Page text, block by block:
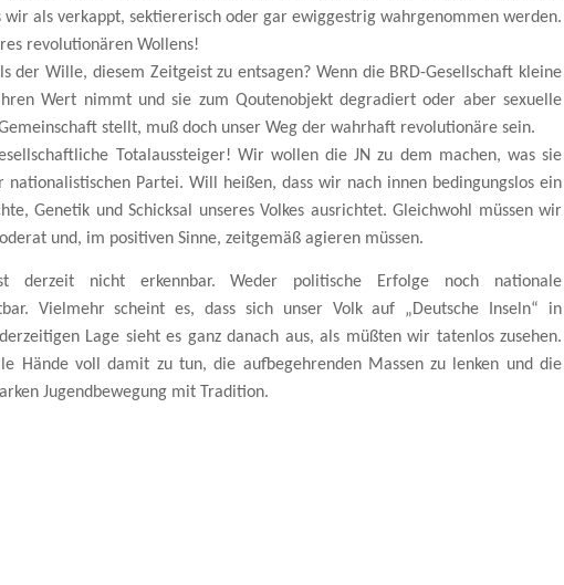
als verkappt, sektiererisch oder gar ewiggestrig wahrgenommen werden.
revolutionären Wollens!
der Wille, diesem Zeitgeist zu entsagen? Wenn die BRD-Gesellschaft kleine
Wert nimmt und sie zum Qoutenobjekt degradiert oder aber sexuelle
stellt, muß doch unser Weg der wahrhaft revolutionäre sein.
Totalaussteiger! Wir wollen die JN zu dem machen, was sie
Partei. Will heißen, dass wir nach innen bedingungslos ein
Genetik und Schicksal unseres Volkes ausrichtet. Gleichwohl müssen wir
und, im positiven Sinne, zeitgemäß agieren müssen.
derzeit nicht erkennbar. Weder politische Erfolge noch nationale
Vielmehr scheint es, dass sich unser Volk auf „Deutsche Inseln“ in
Lage sieht es ganz danach aus, als müßten wir tatenlos zusehen.
Hände voll damit zu tun, die aufbegehrenden Massen zu lenken und die
Jugendbewegung mit Tradition.